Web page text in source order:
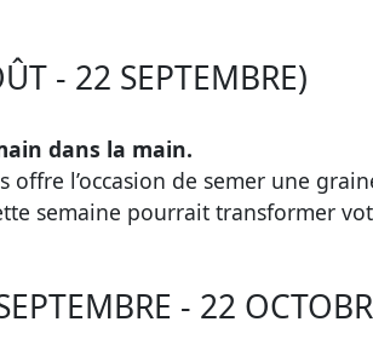
- 22 SEPTEMBRE)
dans la main.
offre l’occasion de semer une
semaine pourrait transformer
- 22